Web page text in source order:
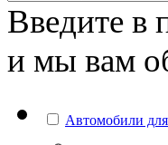
Введите в
и мы вам
Автомобили